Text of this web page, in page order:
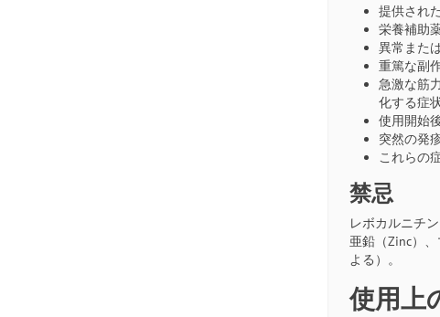
提供され
栄養補助
異常また
重篤な副
急激な筋
化する症
使用開始
突然の発
これらの
禁忌
レボカルニチ
亜鉛（Zinc）
よる）。
使用上